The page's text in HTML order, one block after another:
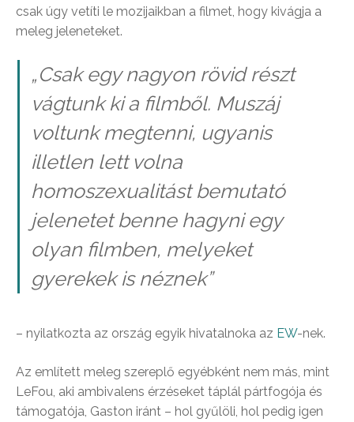
csak úgy vetíti le mozijaikban a filmet, hogy kivágja a
meleg jeleneteket.
„Csak egy nagyon rövid részt
vágtunk ki a filmből. Muszáj
voltunk megtenni, ugyanis
illetlen lett volna
homoszexualitást bemutató
jelenetet benne hagyni egy
olyan filmben, melyeket
gyerekek is néznek”
– nyilatkozta az ország egyik hivatalnoka az EW-nek.
Az említett meleg szereplő egyébként nem más, mint
LeFou, aki ambivalens érzéseket táplál pártfogója és
támogatója, Gaston iránt – hol gyűlöli, hol pedig igen